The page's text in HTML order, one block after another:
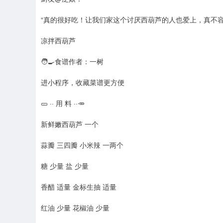
“真的很好吃！让我们家这个讨厌西葫芦的人也爱上，真不
凉拌西葫芦
🧑🍳食谱作者：一树
进小程序，收藏菜谱更方便
🥒 ·· 用 料 ··🥕
新鲜嫩西葫芦 一个
蒜瓣 三四瓣 小米辣 一两个
糖 少量 盐 少量
香醋 适量 金标生抽 适量
红油 少量 花椒油 少量